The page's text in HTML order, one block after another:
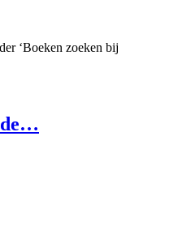
‘Boeken zoeken bij